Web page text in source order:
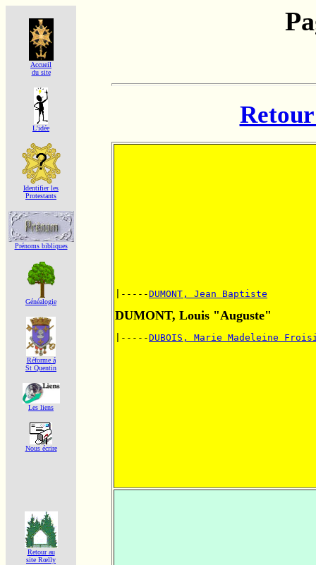
Accueil
du site
L'idée
Identifier les
Protestants
Prénoms bibliques
Généalogie
Réforme á
St Quentin
Les liens
Nous écrire
Retour au
site Rœlly
|-----DUMONT, Jean Baptiste
DUMONT, Louis "Auguste"
|-----DUBOIS, Marie Madeleine